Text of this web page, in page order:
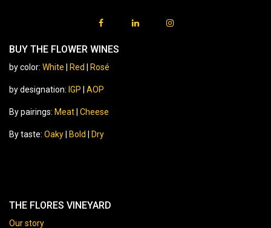
BUY THE FLOWER WINES
by color: White Red Rosé
by designation: IGP AOP
By pairings: Meat Cheese
By taste: Oaky Bold Dry
THE FLORES VINEYARD
Our story